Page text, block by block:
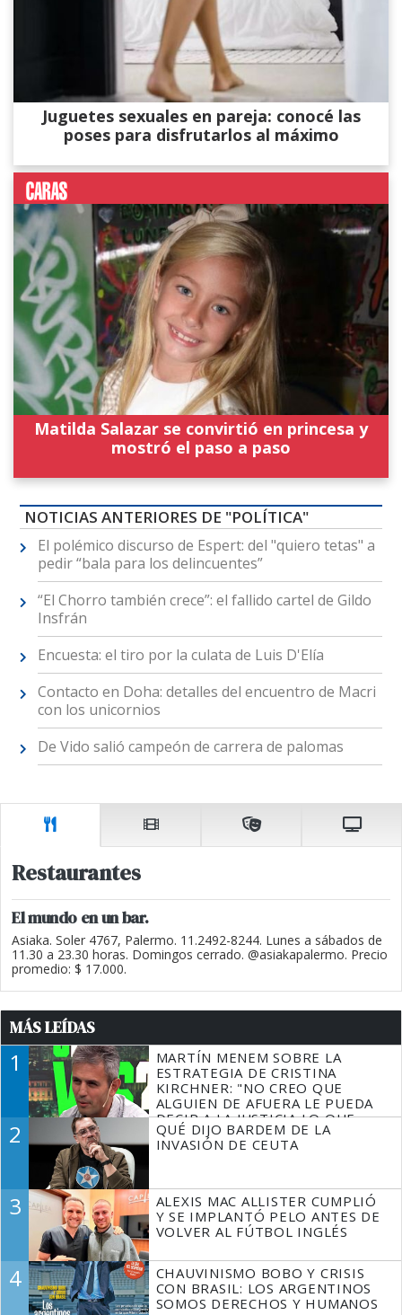
Juguetes sexuales en pareja: conocé las
poses para disfrutarlos al máximo
Matilda Salazar se convirtió en princesa y
mostró el paso a paso
NOTICIAS ANTERIORES DE "POLÍTICA"
El polémico discurso de Espert: del "quiero tetas" a
pedir “bala para los delincuentes”
“El Chorro también crece”: el fallido cartel de Gildo
Insfrán
Encuesta: el tiro por la culata de Luis D'Elía
Contacto en Doha: detalles del encuentro de Macri
con los unicornios
De Vido salió campeón de carrera de palomas
Restaurantes
El mundo en un bar.
Asiaka. Soler 4767, Palermo. 11.2492-8244. Lunes a sábados de
11.30 a 23.30 horas. Domingos cerrado. @asiakapalermo. Precio
promedio: $ 17.000.
MÁS LEÍDAS
1
MARTÍN MENEM SOBRE LA
ESTRATEGIA DE CRISTINA
KIRCHNER: "NO CREO QUE
ALGUIEN DE AFUERA LE PUEDA
DECIR A LA JUSTICIA LO QUE
TIENE QUE HACER"
2
QUÉ DIJO BARDEM DE LA
INVASIÓN DE CEUTA
3
ALEXIS MAC ALLISTER CUMPLIÓ
Y SE IMPLANTÓ PELO ANTES DE
VOLVER AL FÚTBOL INGLÉS
4
CHAUVINISMO BOBO Y CRISIS
CON BRASIL: LOS ARGENTINOS
SOMOS DERECHOS Y HUMANOS